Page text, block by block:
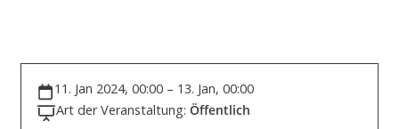
11. Jan 2024, 00:00 – 13. Jan, 00:00
Art der Veranstaltung: Öffentlich